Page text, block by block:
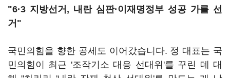
"6·3 지방선거, 내란 심판·이재명정부 성공 가를 선
거"
국민의힘을 향한 공세도 이어갔습니다. 정 대표는 국
민의힘이 최근 '조작기소 대응 선대위'를 꾸린 데 대